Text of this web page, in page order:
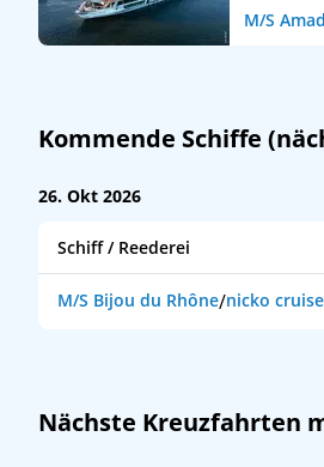
M/S
Kommende Schiffe
26. Okt 2026
Schiff / Reederei
M/S Bijou du Rhône/nicko
Nächste Kreuzfahrten